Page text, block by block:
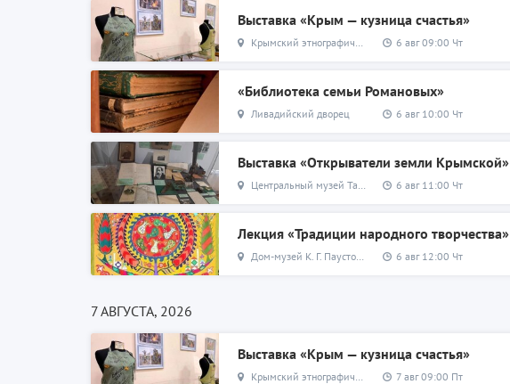
Выставка «Крым — кузница счастья»
Крымский этнографический музей 6 авг 09:00 Чт
«Библиотека семьи Романовых»
Ливадийский дворец 6 авг 10:00 Чт
Выставка «Открыватели земли Крымской»
Центральный музей Тавриды 6 авг 11:00 Чт
Лекция «Традиции народного творчества»
Дом-музей К. Г. Паустовского 6 авг 12:00 Чт
7 АВГУСТА, 2026
Выставка «Крым — кузница счастья»
Крымский этнографический музей 7 авг 09:00 Пт